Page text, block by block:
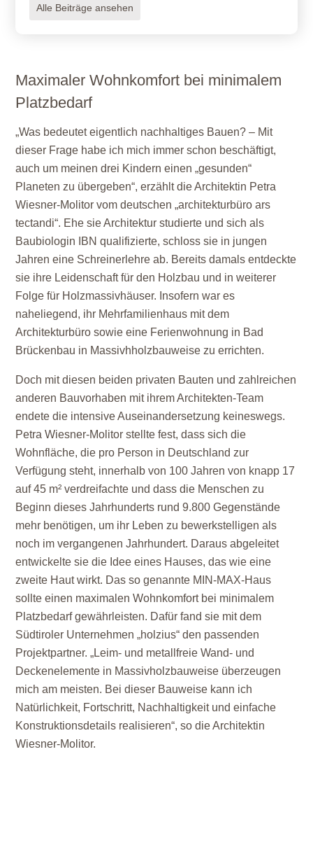
Alle Beiträge ansehen
Maximaler Wohnkomfort bei minimalem
Platzbedarf
„Was bedeutet eigentlich nachhaltiges Bauen? – Mit
dieser Frage habe ich mich immer schon beschäftigt,
auch um meinen drei Kindern einen „gesunden“
Planeten zu übergeben“, erzählt die Architektin Petra
Wiesner-Molitor vom deutschen „architekturbüro ars
tectandi“. Ehe sie Architektur studierte und sich als
Baubiologin IBN qualifizierte, schloss sie in jungen
Jahren eine Schreinerlehre ab. Bereits damals entdeckte
sie ihre Leidenschaft für den Holzbau und in weiterer
Folge für Holzmassivhäuser. Insofern war es
naheliegend, ihr Mehrfamilienhaus mit dem
Architekturbüro sowie eine Ferienwohnung in Bad
Brückenbau in Massivhholzbauweise zu errichten.
Doch mit diesen beiden privaten Bauten und zahlreichen
anderen Bauvorhaben mit ihrem Architekten-Team
endete die intensive Auseinandersetzung keineswegs.
Petra Wiesner-Molitor stellte fest, dass sich die
Wohnfläche, die pro Person in Deutschland zur
Verfügung steht, innerhalb von 100 Jahren von knapp 17
auf 45 m² verdreifachte und dass die Menschen zu
Beginn dieses Jahrhunderts rund 9.800 Gegenstände
mehr benötigen, um ihr Leben zu bewerkstelligen als
noch im vergangenen Jahrhundert. Daraus abgeleitet
entwickelte sie die Idee eines Hauses, das wie eine
zweite Haut wirkt. Das so genannte MIN-MAX-Haus
sollte einen maximalen Wohnkomfort bei minimalem
Platzbedarf gewährleisten. Dafür fand sie mit dem
Südtiroler Unternehmen „holzius“ den passenden
Projektpartner. „Leim- und metallfreie Wand- und
Deckenelemente in Massivholzbauweise überzeugen
mich am meisten. Bei dieser Bauweise kann ich
Natürlichkeit, Fortschritt, Nachhaltigkeit und einfache
Konstruktionsdetails realisieren“, so die Architektin
Wiesner-Molitor.